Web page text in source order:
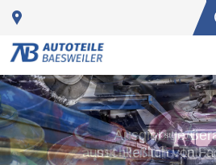
Wir stehen für Service
Ausgiebige
ausschließlich von
Wir stehen
mit Rat und Tat